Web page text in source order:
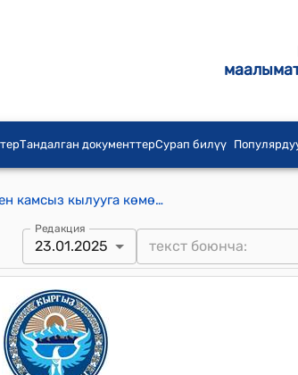
Тандалган документтерСурап билүү
КР 2015-жылдын 3-августундагы № 214 "Калкты иш менен камсыз кылууга көмөктөшүү жөнүндө" Мыйзамы
Редакция
23.01.2025